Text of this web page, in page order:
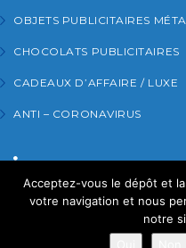
OBJETS PUBLICITAIRES
CHOCOLATS PUBLICITAIRES
CADEAUX D’AFFAIRE / LUXE
ANTI – CORONAVIRUS
RETROUVEZ-NOUS SUR LINKEDIN
Mentions légales–
Acceptez-vous le dépôt et
votre navigation et nous
notre